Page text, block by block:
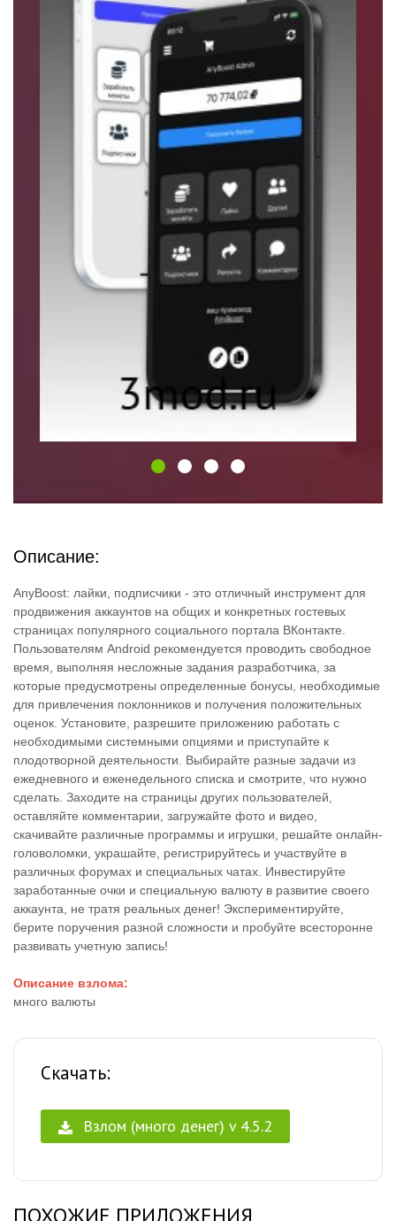
Описание:
AnyBoost: лайки, подписчики - это отличный инструмент для
продвижения аккаунтов на общих и конкретных гостевых
страницах популярного социального портала ВКонтакте.
Пользователям Android рекомендуется проводить свободное
время, выполняя несложные задания разработчика, за
которые предусмотрены определенные бонусы, необходимые
для привлечения поклонников и получения положительных
оценок. Установите, разрешите приложению работать с
необходимыми системными опциями и приступайте к
плодотворной деятельности. Выбирайте разные задачи из
ежедневного и еженедельного списка и смотрите, что нужно
сделать. Заходите на страницы других пользователей,
оставляйте комментарии, загружайте фото и видео,
скачивайте различные программы и игрушки, решайте онлайн-
головоломки, украшайте, регистрируйтесь и участвуйте в
различных форумах и специальных чатах. Инвестируйте
заработанные очки и специальную валюту в развитие своего
аккаунта, не тратя реальных денег! Экспериментируйте,
берите поручения разной сложности и пробуйте всесторонне
развивать учетную запись!
Описание взлома:
много валюты
Скачать:
Взлом (много денег) v 4.5.2
ПОХОЖИЕ ПРИЛОЖЕНИЯ